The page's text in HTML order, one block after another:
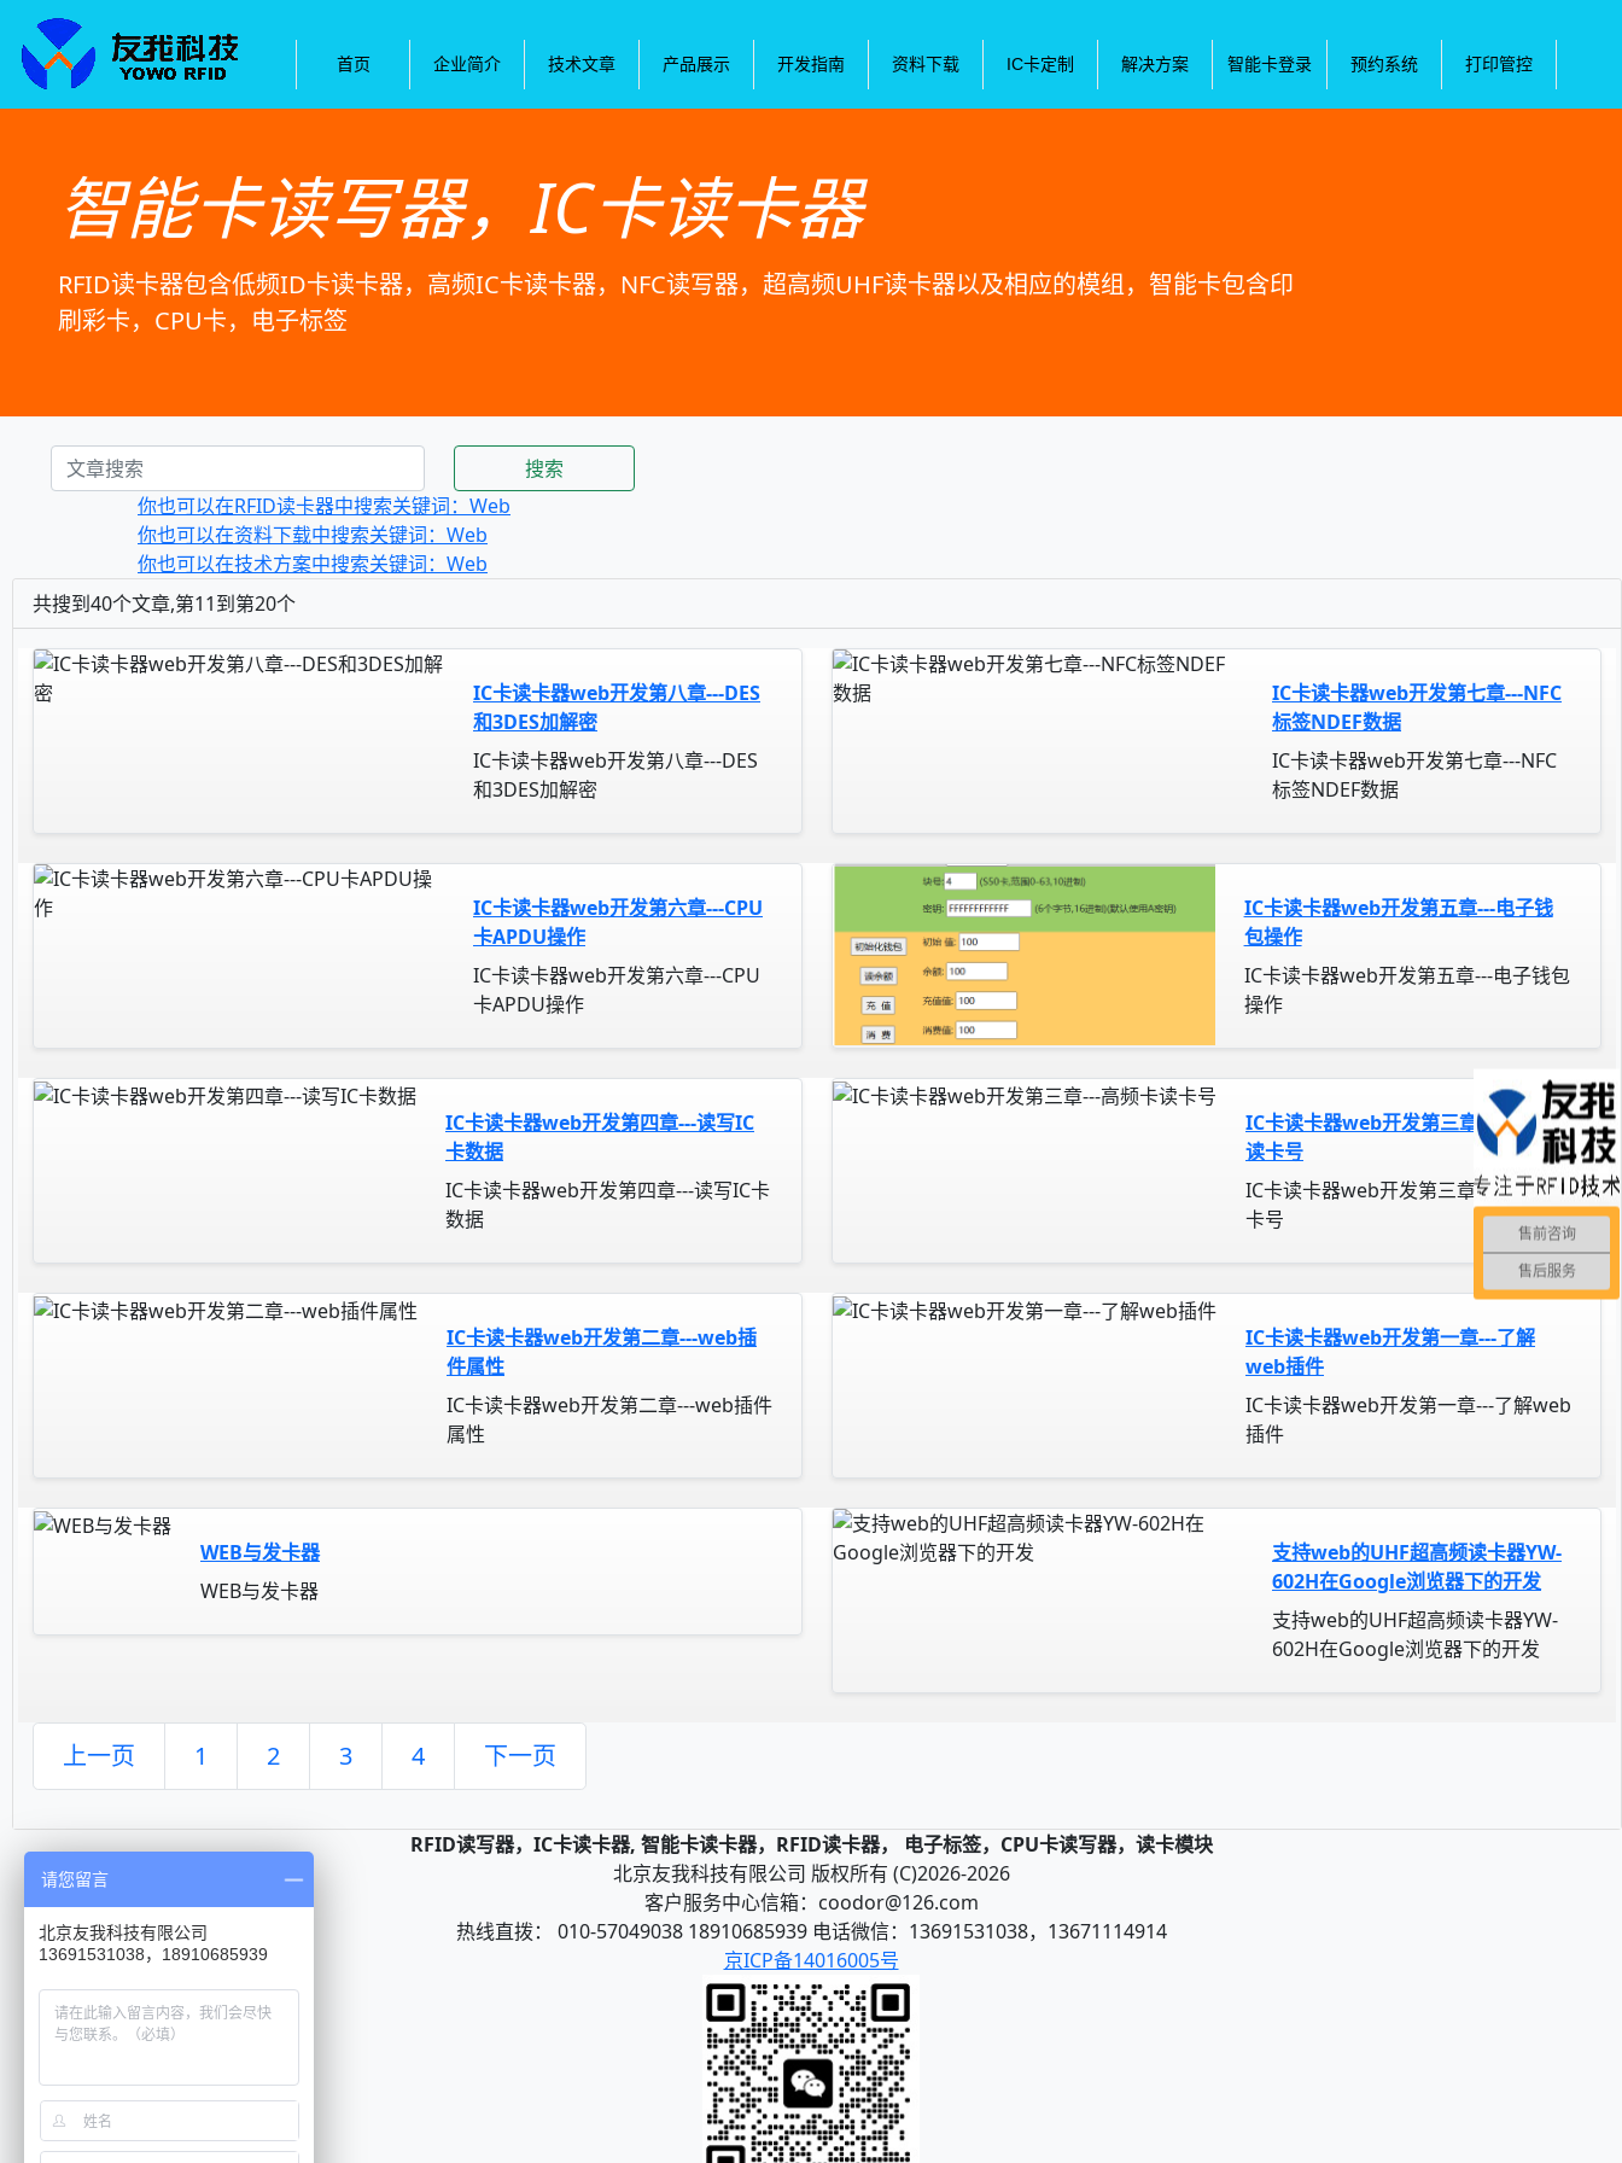
首页 企业简介 技术文章 产品展示 开发指南 资料下载 IC卡定制 解决方案 智能卡登录 预约系统 打印管控
智能卡读写器，IC卡读卡器
RFID读卡器包含低频ID卡读卡器，高频IC卡读卡器，NFC读写器，超高频UHF读卡器以及相应的模组，智能卡包含印
刷彩卡，CPU卡，电子标签
搜索
你也可以在RFID读卡器中搜索关键词：Web
你也可以在资料下载中搜索关键词：Web
你也可以在技术方案中搜索关键词：Web
共搜到40个文章,第11到第20个
IC卡读卡器web开发第八章---DES
和3DES加解密
IC卡读卡器web开发第八章---DES
和3DES加解密
IC卡读卡器web开发第七章---NFC
标签NDEF数据
IC卡读卡器web开发第七章---NFC
标签NDEF数据
IC卡读卡器web开发第六章---CPU
卡APDU操作
IC卡读卡器web开发第六章---CPU
卡APDU操作
IC卡读卡器web开发第五章---电子钱
包操作
IC卡读卡器web开发第五章---电子钱包
操作
IC卡读卡器web开发第四章---读写IC
卡数据
IC卡读卡器web开发第四章---读写IC卡
数据
IC卡读卡器web开发第三章---高频卡
读卡号
IC卡读卡器web开发第三章---高频卡读
卡号
IC卡读卡器web开发第二章---web插
件属性
IC卡读卡器web开发第二章---web插件
属性
IC卡读卡器web开发第一章---了解
web插件
IC卡读卡器web开发第一章---了解web
插件
WEB与发卡器
WEB与发卡器
支持web的UHF超高频读卡器YW-
602H在Google浏览器下的开发
支持web的UHF超高频读卡器YW-
602H在Google浏览器下的开发
上一页 1 2 3 4 下一页
RFID读写器，IC卡读卡器, 智能卡读卡器，RFID读卡器， 电子标签，CPU卡读写器，读卡模块
北京友我科技有限公司 版权所有 (C)2026-2026
客户服务中心信箱：coodor@126.com
热线直拨： 010-57049038 18910685939 电话微信：13691531038，13671114914
京ICP备14016005号
售前咨询
售后服务
请您留言
北京友我科技有限公司
13691531038，18910685939